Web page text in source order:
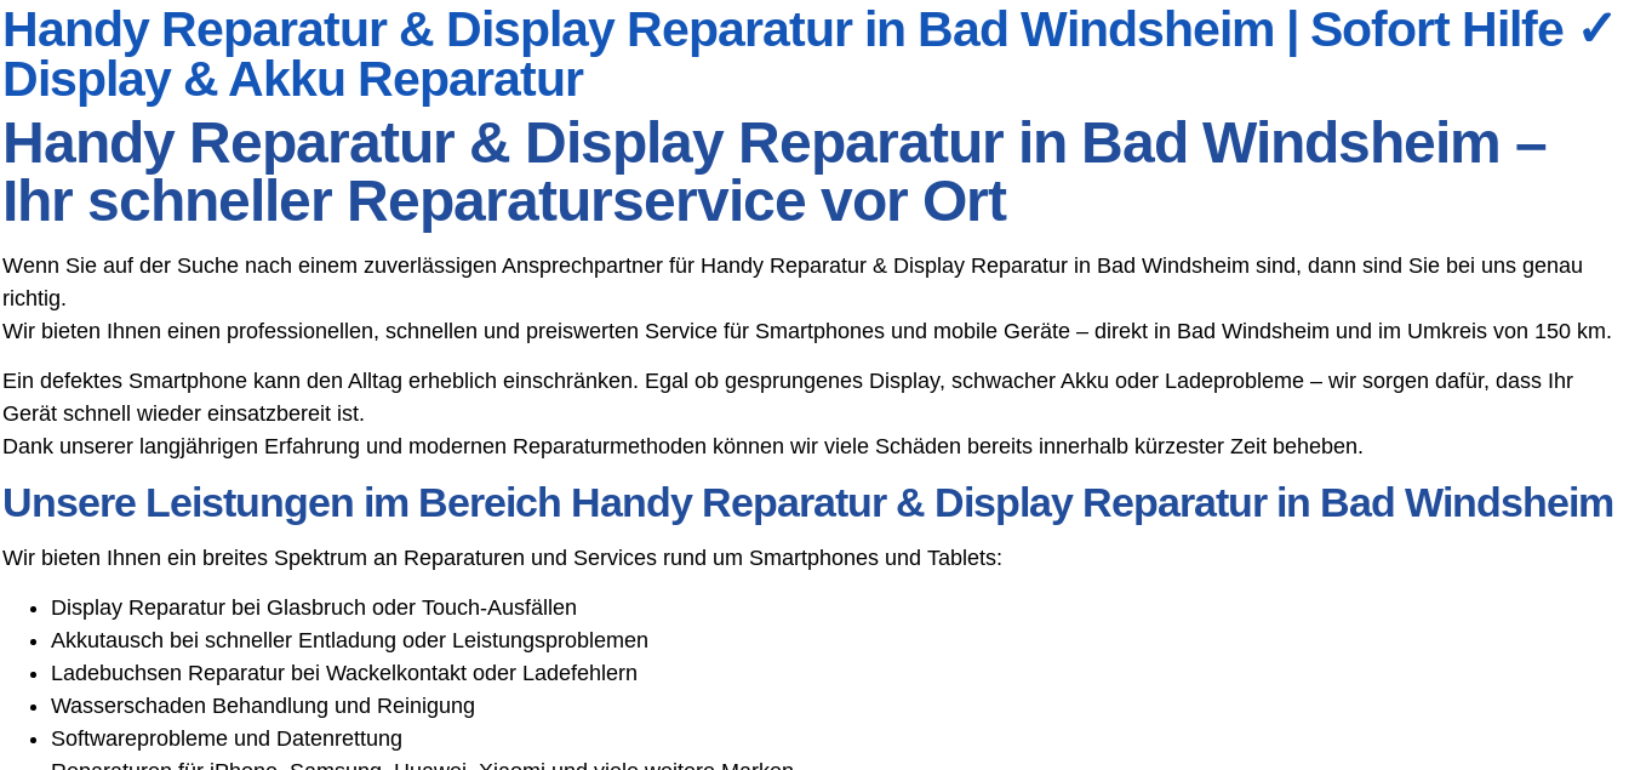
Handy Reparatur & Display Reparatur in Bad Windsheim | Sofort Hilfe ✓
Display & Akku Reparatur
Handy Reparatur & Display Reparatur in Bad Windsheim –
Ihr schneller Reparaturservice vor Ort
Wenn Sie auf der Suche nach einem zuverlässigen Ansprechpartner für Handy Reparatur & Display Reparatur in Bad Windsheim sind, dann sind Sie bei uns genau
richtig.
Wir bieten Ihnen einen professionellen, schnellen und preiswerten Service für Smartphones und mobile Geräte – direkt in Bad Windsheim und im Umkreis von 150 km.
Ein defektes Smartphone kann den Alltag erheblich einschränken. Egal ob gesprungenes Display, schwacher Akku oder Ladeprobleme – wir sorgen dafür, dass Ihr
Gerät schnell wieder einsatzbereit ist.
Dank unserer langjährigen Erfahrung und modernen Reparaturmethoden können wir viele Schäden bereits innerhalb kürzester Zeit beheben.
Unsere Leistungen im Bereich Handy Reparatur & Display Reparatur in Bad Windsheim
Wir bieten Ihnen ein breites Spektrum an Reparaturen und Services rund um Smartphones und Tablets:
Display Reparatur bei Glasbruch oder Touch-Ausfällen
Akkutausch bei schneller Entladung oder Leistungsproblemen
Ladebuchsen Reparatur bei Wackelkontakt oder Ladefehlern
Wasserschaden Behandlung und Reinigung
Softwareprobleme und Datenrettung